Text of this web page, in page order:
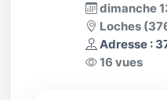
dimanche
Loches
Adresse :
16 vues